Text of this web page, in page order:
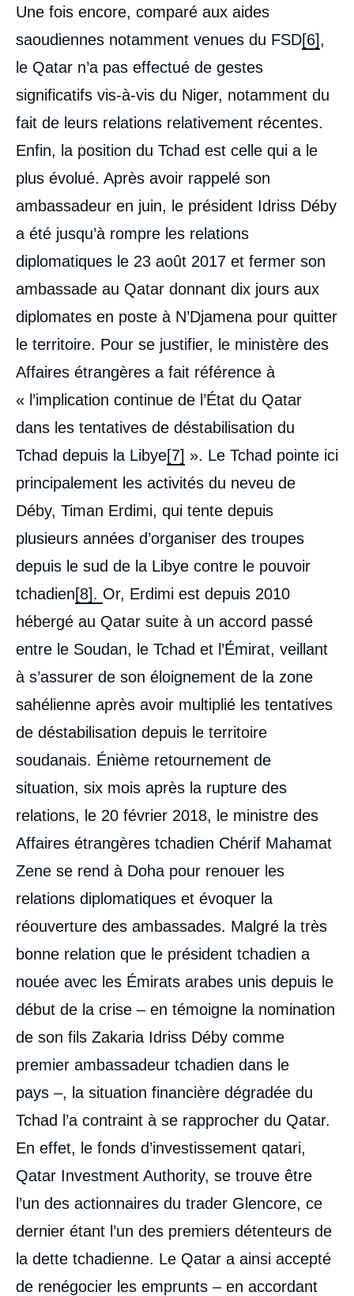
Une fois encore, comparé aux aides
saoudiennes notamment venues du FSD[6],
le Qatar n’a pas effectué de gestes
significatifs vis-à-vis du Niger, notamment du
fait de leurs relations relativement récentes.
Enfin, la position du Tchad est celle qui a le
plus évolué. Après avoir rappelé son
ambassadeur en juin, le président Idriss Déby
a été jusqu’à rompre les relations
diplomatiques le 23 août 2017 et fermer son
ambassade au Qatar donnant dix jours aux
diplomates en poste à N’Djamena pour quitter
le territoire. Pour se justifier, le ministère des
Affaires étrangères a fait référence à
« l’implication continue de l’État du Qatar
dans les tentatives de déstabilisation du
Tchad depuis la Libye[7] ». Le Tchad pointe ici
principalement les activités du neveu de
Déby, Timan Erdimi, qui tente depuis
plusieurs années d’organiser des troupes
depuis le sud de la Libye contre le pouvoir
tchadien[8]. Or, Erdimi est depuis 2010
hébergé au Qatar suite à un accord passé
entre le Soudan, le Tchad et l’Émirat, veillant
à s’assurer de son éloignement de la zone
sahélienne après avoir multiplié les tentatives
de déstabilisation depuis le territoire
soudanais. Énième retournement de
situation, six mois après la rupture des
relations, le 20 février 2018, le ministre des
Affaires étrangères tchadien Chérif Mahamat
Zene se rend à Doha pour renouer les
relations diplomatiques et évoquer la
réouverture des ambassades. Malgré la très
bonne relation que le président tchadien a
nouée avec les Émirats arabes unis depuis le
début de la crise – en témoigne la nomination
de son fils Zakaria Idriss Déby comme
premier ambassadeur tchadien dans le
pays –, la situation financière dégradée du
Tchad l’a contraint à se rapprocher du Qatar.
En effet, le fonds d’investissement qatari,
Qatar Investment Authority, se trouve être
l’un des actionnaires du trader Glencore, ce
dernier étant l’un des premiers détenteurs de
la dette tchadienne. Le Qatar a ainsi accepté
de renégocier les emprunts – en accordant